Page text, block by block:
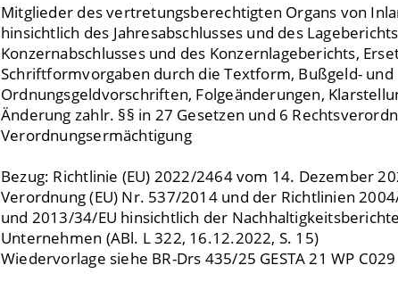
Ordnungsgeldvorschriften, Folgeänderungen,
Änderung zahlr. §§ in 27 Gesetzen und 6
Verordnungsermächtigung
Bezug: Richtlinie (EU) 2022/2464 vom 14. Dezember
Verordnung (EU) Nr. 537/2014 und der Richtlinien
und 2013/34/EU hinsichtlich der
Unternehmen (ABl. L 322, 16.12.2022, S. 15)
Wiedervorlage siehe BR-Drs 435/25 GESTA 21 WP C029